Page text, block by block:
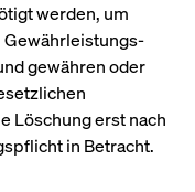
werden, um
gewähren oder
Löschung erst nach
in Betracht.